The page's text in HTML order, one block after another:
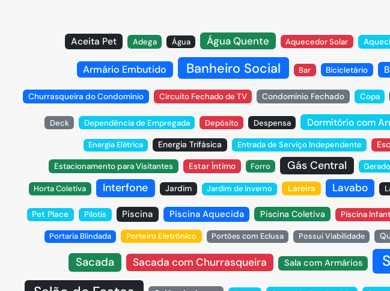
Aceita Pet Adega Água Água Quente Aquecedor Solar
Armário Embutido Banheiro Social Bar Bicicletário
Churrasqueira do Condomínio Circuito Fechado de TV Condomínio Fechado Copa
Deck Dependência de Empregada Depósito Despensa Dormitório com
Energia Elétrica Energia Trifásica Entrada de Serviço Independente
Estacionamento para Visitantes Estar Íntimo Forro Gás Central
Horta Coletiva Interfone Jardim Jardim de Inverno Lareira Lavabo
Pet Place Pilotis Piscina Piscina Aquecida Piscina Coletiva Piscina
Portaria Blindada Porteiro Eletrônico Portões com Eclusa Possui Viabilidade
Sacada Sacada com Churrasqueira Sala com Armários